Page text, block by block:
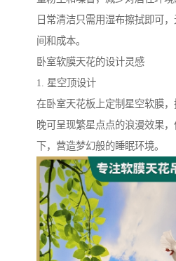
日常清洁只需用湿布擦拭即可
间和成本。
卧室软膜天花的设计灵感
1. 星空顶设计
在卧室天花板上定制星空软膜
晚可呈现繁星点点的浪漫效果
下，营造梦幻般的睡眠环境。